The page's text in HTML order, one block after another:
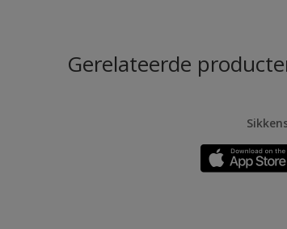
Gerelateerde